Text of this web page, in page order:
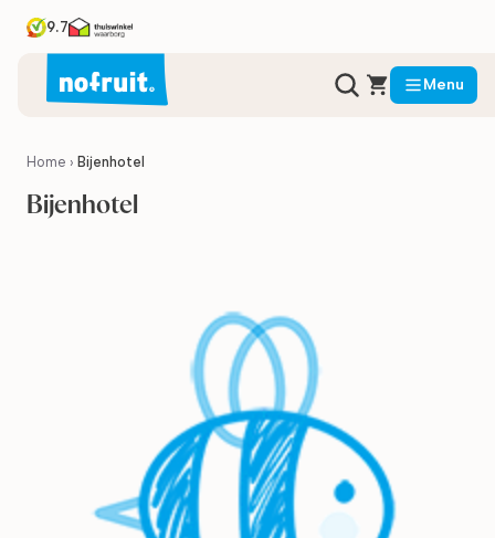
9.7
Menu
Home › Bijenhotel
Bijenhotel